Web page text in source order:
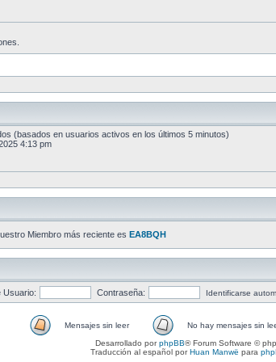
(basados en usuarios activos en los últimos 5 minutos)
4:13 pm
Miembro más reciente es EA8BQH
Usuario: Contraseña: Identificarse
Mensajes sin leer No hay mensajes sin
Desarrollado porphpBB® Forum Software ©
Traducción al español porHuan Manwë para